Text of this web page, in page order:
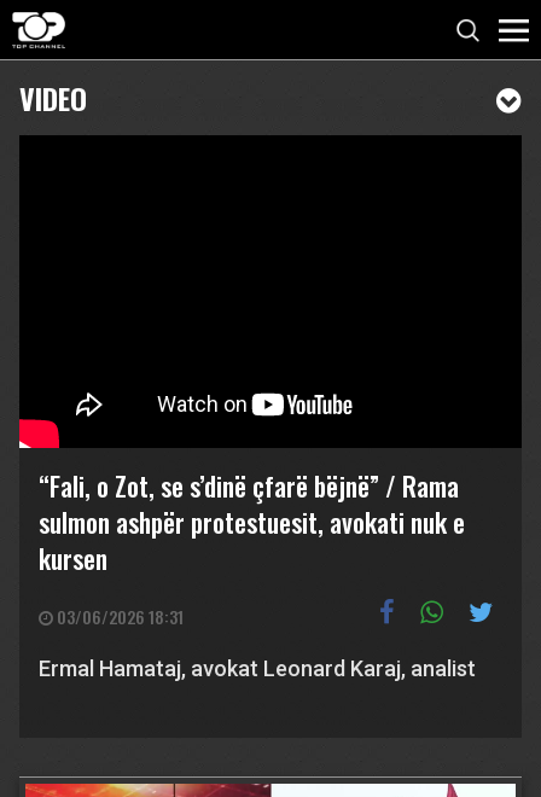
VIDEO
“Fali, o Zot, se s’dinë çfarë bëjnë” / Rama
sulmon ashpër protestuesit, avokati nuk e
kursen
03/06/2026 18:31
Ermal Hamataj, avokat Leonard Karaj, analist